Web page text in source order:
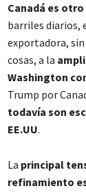
Canadá es
barriles diarios,
exportadora,
cosas, a la
Washington
Trump por
todavía son
EE.UU.
La principal
refinamiento